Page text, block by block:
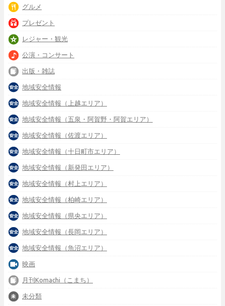
グルメ
プレゼント
レジャー・観光
公演・コンサート
出版・雑誌
地域安全情報
地域安全情報（上越エリア）
地域安全情報（五泉・阿賀野・阿賀エリア）
地域安全情報（佐渡エリア）
地域安全情報（十日町市エリア）
地域安全情報（新発田エリア）
地域安全情報（村上エリア）
地域安全情報（柏崎エリア）
地域安全情報（県央エリア）
地域安全情報（長岡エリア）
地域安全情報（魚沼エリア）
映画
月刊Komachi（こまち）
未分類